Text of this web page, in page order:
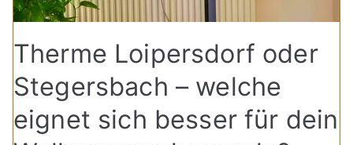
Therme Loipersdorf oder
Stegersbach – welche
eignet sich besser für dein